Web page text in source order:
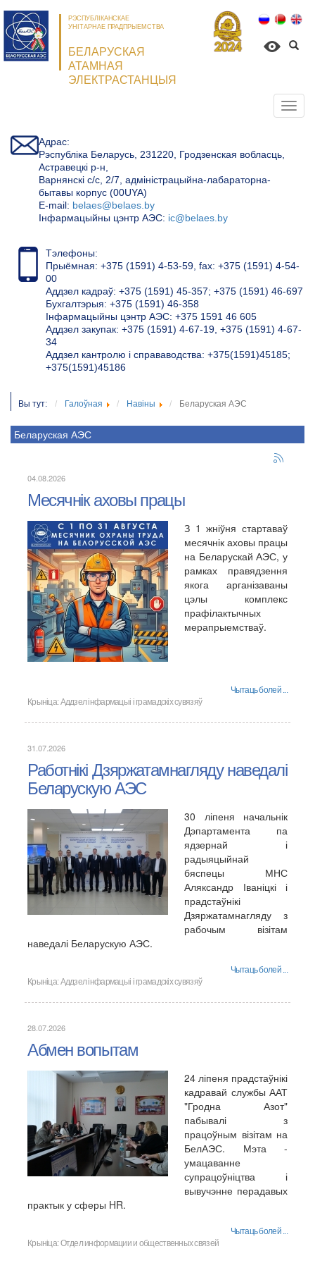
РЭСПУБЛІКАНСКАЕ
УНІТАРНАЕ ПРАДПРЫЕМСТВА
БЕЛАРУСКАЯ
АТАМНАЯ
ЭЛЕКТРАСТАНЦЫЯ
Адрас:
Рэспубліка Беларусь, 231220, Гродзенская вобласць,
Астравецкі р-н,
Варнянскі с/с, 2/7, адміністрацыйна-лабараторна-
бытавы корпус (00UYA)
Е-mail: belaes@belaes.by
Інфармацыйны цэнтр АЭС: ic@belaes.by
Тэлефоны:
Прыёмная: +375 (1591) 4-53-59, fax: +375 (1591) 4-54-
00
Аддзел кадраў: +375 (1591) 45-357; +375 (1591) 46-697
Бухгалтэрыя: +375 (1591) 46-358
Інфармацыйны цэнтр АЭС: +375 1591 46 605
Аддзел закупак: +375 (1591) 4-67-19, +375 (1591) 4-67-
34
Аддзел кантролю і справаводства: +375(1591)45185;
+375(1591)45186
Вы тут: Галоўная Навіны Беларуская АЭС
Беларуская АЭС
04.08.2026
Месячнік аховы працы
З 1 жніўня стартаваў
месячнік аховы працы
на Беларускай АЭС, у
рамках правядзення
якога арганізаваны
цэлы комплекс
прафілактычных
мерапрыемстваў.
Чытаць болей ...
Крыніца:Аддзел інфармацыі і грамадскіх сувязяў
31.07.2026
Работнікі Дзяржатамнагляду наведалі
Беларускую АЭС
30 ліпеня начальнік
Дэпартамента па
ядзернай і
радыяцыйнай
бяспецы МНС
Аляксандр Іваніцкі і
прадстаўнікі
Дзяржатамнагляду з
рабочым візітам
наведалі Беларускую АЭС.
Чытаць болей ...
Крыніца:Аддзел інфармацыі і грамадскіх сувязяў
28.07.2026
Абмен вопытам
24 ліпеня прадстаўнікі
кадравай службы ААТ
"Гродна Азот"
пабывалі з
працоўным візітам на
БелАЭС. Мэта -
умацаванне
супрацоўніцтва і
вывучэнне перадавых
практык у сферы HR.
Чытаць болей ...
Крыніца:Отдел информации и общественных связей